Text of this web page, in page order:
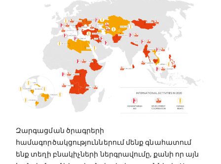
Զարգացման ծրագրերի
համագործակցություններում մենք գնահատում
ենք տեղի բնակիչների ներգրավումը, քանի որ այն